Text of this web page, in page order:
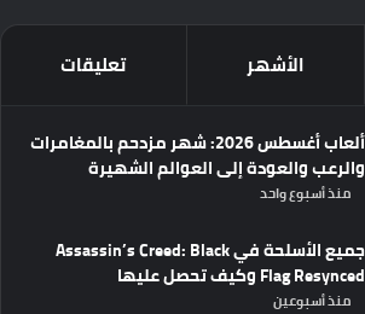
الأشهر تعليقات
ألعاب أغسطس 2026: شهر مزدحم بالمغامرات
والرعب والعودة إلى العوالم الشهيرة
منذ أسبوع واحد
جميع الأسلحة في Assassin’s Creed: Black
Flag Resynced وكيف تحصل عليها
منذ أسبوعين